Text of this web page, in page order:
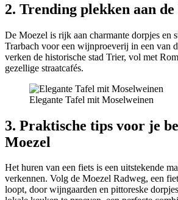
2. Trending plekken aan de
De Moezel is rijk aan charmante dorpjes en
Trarbach voor een wijnproeverij in een van
verken de historische stad Trier, vol met
gezellige straatcafés.
Elegante Tafel mit Moselweinen
3. Praktische tips voor je
Moezel
Het huren van een fiets is een uitstekende
verkennen. Volg de Moezel Radweg, een
loopt, door wijngaarden en pittoreske